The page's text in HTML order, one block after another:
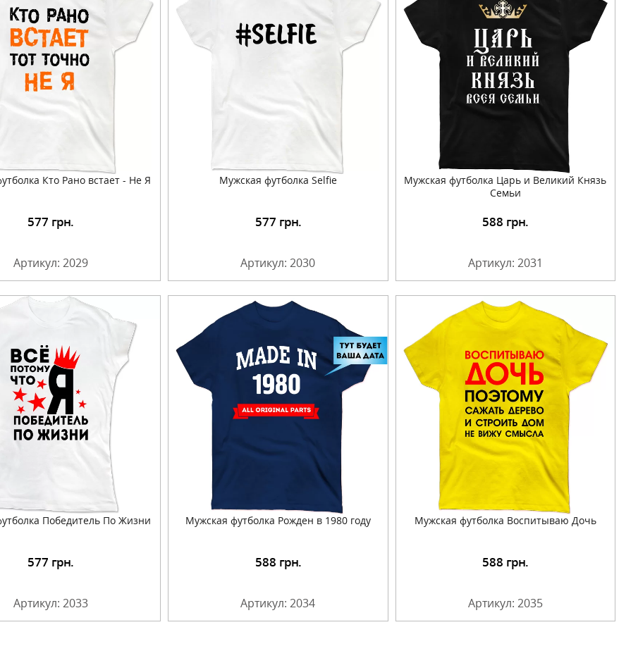
Кто Рано встает - Не Я
577 грн.
Артикул: 2029
Мужская футболка Selfie
Подробнее 577 грн.
Артикул: 2030
Мужская футболка Царь и Великий Князь
Семьи
Подробнее 588 грн.
Артикул: 2031
Победитель По Жизни
577 грн.
Артикул: 2033
Мужская футболка Рожден в 1980 году
Подробнее 588 грн.
Артикул: 2034
Мужская футболка Воспитываю Дочь
Подробнее 588 грн.
Артикул: 2035